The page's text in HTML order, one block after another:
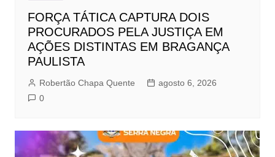
FORÇA TÁTICA CAPTURA DOIS
PROCURADOS PELA JUSTIÇA EM
AÇÕES DISTINTAS EM BRAGANÇA
PAULISTA
Robertão Chapa Quente
agosto 6, 2026
0